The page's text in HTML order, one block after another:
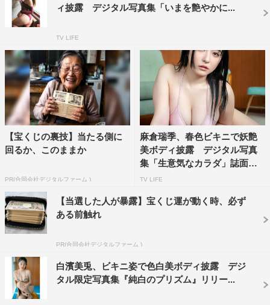
ィ披露 デジタル写真集「いまを艶やかに...
TV LIFE
【宝くじの裏技】当たる側に
回るか、このままか
PR(合同会社デジタルファーム )
麻倉瑞季、春色ビキニで妖艶
美ボディ披露 デジタル写真
集「生意気なカラダ」誌面カ
ッ...
TV LIFE
【当選した人が暴露】宝くじ運が動く時、必ず
ある前触れ
PR(合同会社デジタルファーム )
白濱美兎、ビキニ姿で色白美ボディ披露 デジ
タル限定写真集『純白のプリズム』リリー...